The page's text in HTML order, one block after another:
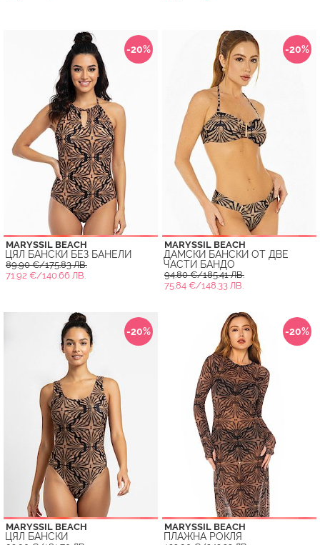
-20%
MARYSSIL BEACH
ЦЯЛ БАНСКИ БЕЗ БАНЕЛИ
89.90 €/175.83 ЛВ.
71.92 €/140.66 ЛВ.
-20%
MARYSSIL BEACH
ДАМСКИ БАНСКИ ОТ ДВЕ
ЧАСТИ БАНДО
94.80 €/185.41 ЛВ.
75.84 €/148.33 ЛВ.
-20%
MARYSSIL BEACH
ЦЯЛ БАНСКИ
-20%
MARYSSIL BEACH
ПЛАЖНА РОКЛЯ